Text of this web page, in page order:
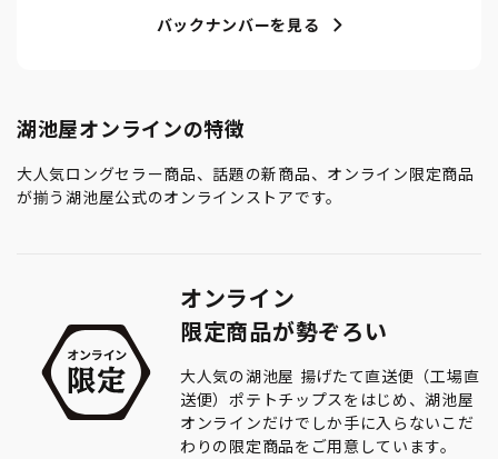
バックナンバーを見る
湖池屋オンラインの特徴
大人気ロングセラー商品、話題の新商品、オンライン限定商品
が揃う湖池屋公式のオンラインストアです。
オンライン
限定商品が勢ぞろい
大人気の湖池屋 揚げたて直送便（工場直
送便）ポテトチップスをはじめ、湖池屋
オンラインだけでしか手に入らないこだ
わりの限定商品をご用意しています。